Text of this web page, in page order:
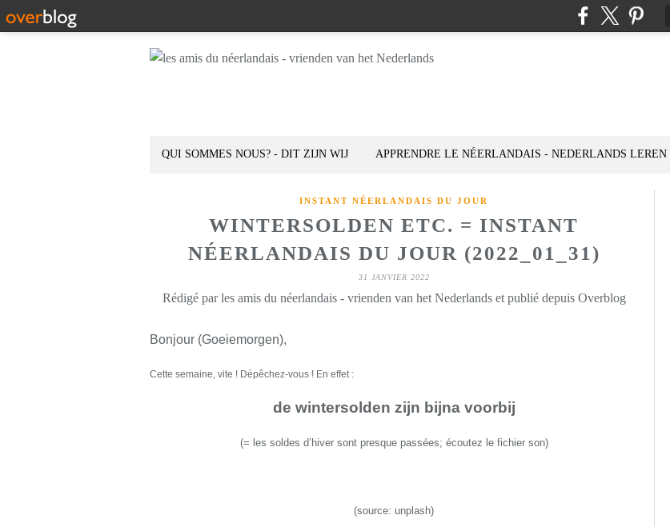
QUI SOMMES NOUS? - DIT ZIJN WIJ APPRENDRE LE NÉERLANDAIS - NEDERLANDS LEREN
INSTANT NÉERLANDAIS DU JOUR
WINTERSOLDEN ETC. = INSTANT
NÉERLANDAIS DU JOUR (2022_01_31)
31 JANVIER 2022
Rédigé par les amis du néerlandais - vrienden van het Nederlands et publié depuis Overblog
Bonjour (Goeiemorgen),
Cette semaine, vite ! Dépêchez-vous ! En effet :
de wintersolden zijn bijna voorbij
(= les soldes d’hiver sont presque passées; écoutez le fichier son)
(source: unplash)